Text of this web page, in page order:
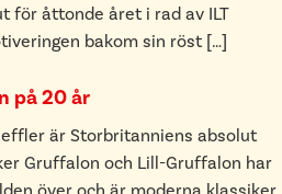
för åttonde året i rad av ILT
bakom sin röst […]
på 20 år
är Storbritanniens absolut
Gruffalon och Lill-Gruffalon har